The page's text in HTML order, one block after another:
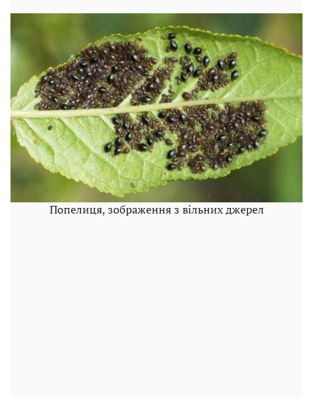
Попелиця, зображення з вільних джерел